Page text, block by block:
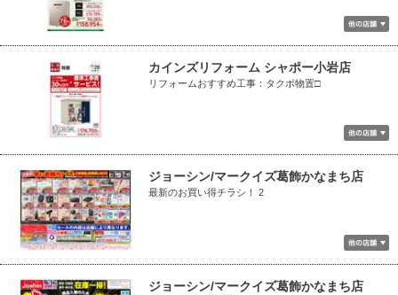
カインズリフォーム シャポー小岩店
リフォームおすすめ工事：タクボ物置□
ジョーシン/マークイズ葛飾かなまち店
最新のお買い得チラシ！ 2
ジョーシン/マークイズ葛飾かなまち店